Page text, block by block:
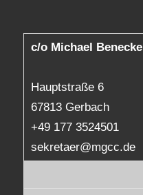
c/o Michael Benecke
Hauptstraße 6
67813 Gerbach
+49 177 3524501
sekretaer@mgcc.de